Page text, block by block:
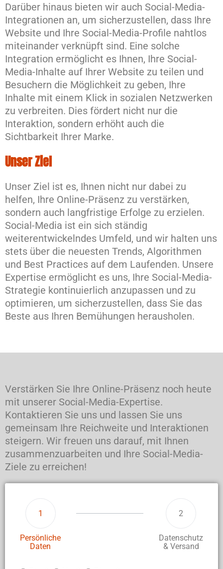
Darüber hinaus bieten wir auch Social-Media-
Integrationen an, um sicherzustellen, dass Ihre
Website und Ihre Social-Media-Profile nahtlos
miteinander verknüpft sind. Eine solche
Integration ermöglicht es Ihnen, Ihre Social-
Media-Inhalte auf Ihrer Website zu teilen und
Besuchern die Möglichkeit zu geben, Ihre
Inhalte mit einem Klick in sozialen Netzwerken
zu verbreiten. Dies fördert nicht nur die
Interaktion, sondern erhöht auch die
Sichtbarkeit Ihrer Marke.
Unser Ziel
Unser Ziel ist es, Ihnen nicht nur dabei zu
helfen, Ihre Online-Präsenz zu verstärken,
sondern auch langfristige Erfolge zu erzielen.
Social-Media ist ein sich ständig
weiterentwickelndes Umfeld, und wir halten uns
stets über die neuesten Trends, Algorithmen
und Best Practices auf dem Laufenden. Unsere
Expertise ermöglicht es uns, Ihre Social-Media-
Strategie kontinuierlich anzupassen und zu
optimieren, um sicherzustellen, dass Sie das
Beste aus Ihren Bemühungen herausholen.
Verstärken Sie Ihre Online-Präsenz noch heute
mit unserer Social-Media-Expertise.
Kontaktieren Sie uns und lassen Sie uns
gemeinsam Ihre Reichweite und Interaktionen
steigern. Wir freuen uns darauf, mit Ihnen
zusammenzuarbeiten und Ihre Social-Media-
Ziele zu erreichen!
1
Persönliche
Daten
2
Datenschutz
& Versand